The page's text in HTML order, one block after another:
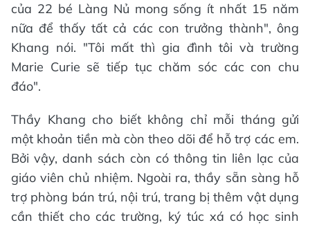
của 22 bé Làng Nủ mong sống ít nhất 15 năm
nữa để thấy tất cả các con trưởng thành", ông
Khang nói. "Tôi mất thì gia đình tôi và trường
Marie Curie sẽ tiếp tục chăm sóc các con chu
đáo".
Thầy Khang cho biết không chỉ mỗi tháng gửi
một khoản tiền mà còn theo dõi để hỗ trợ các em.
Bởi vậy, danh sách còn có thông tin liên lạc của
giáo viên chủ nhiệm. Ngoài ra, thầy sẵn sàng hỗ
trợ phòng bán trú, nội trú, trang bị thêm vật dụng
cần thiết cho các trường, ký túc xá có học sinh